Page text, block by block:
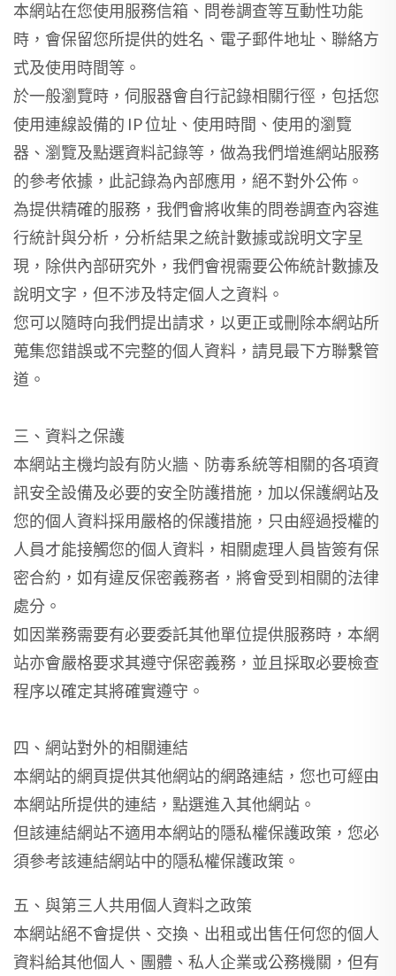
本網站在您使用服務信箱、問卷調查等互動性功能
時，會保留您所提供的姓名、電子郵件地址、聯絡方
式及使用時間等。
於一般瀏覽時，伺服器會自行記錄相關行徑，包括您
使用連線設備的 IP 位址、使用時間、使用的瀏覽
器、瀏覽及點選資料記錄等，做為我們增進網站服務
的參考依據，此記錄為內部應用，絕不對外公佈。
為提供精確的服務，我們會將收集的問卷調查內容進
行統計與分析，分析結果之統計數據或說明文字呈
現，除供內部研究外，我們會視需要公佈統計數據及
說明文字，但不涉及特定個人之資料。
您可以隨時向我們提出請求，以更正或刪除本網站所
蒐集您錯誤或不完整的個人資料，請見最下方聯繫管
道。
三、資料之保護
本網站主機均設有防火牆、防毒系統等相關的各項資
訊安全設備及必要的安全防護措施，加以保護網站及
您的個人資料採用嚴格的保護措施，只由經過授權的
人員才能接觸您的個人資料，相關處理人員皆簽有保
密合約，如有違反保密義務者，將會受到相關的法律
處分。
如因業務需要有必要委託其他單位提供服務時，本網
站亦會嚴格要求其遵守保密義務，並且採取必要檢查
程序以確定其將確實遵守。
四、網站對外的相關連結
本網站的網頁提供其他網站的網路連結，您也可經由
本網站所提供的連結，點選進入其他網站。
但該連結網站不適用本網站的隱私權保護政策，您必
須參考該連結網站中的隱私權保護政策。
五、與第三人共用個人資料之政策
本網站絕不會提供、交換、出租或出售任何您的個人
資料給其他個人、團體、私人企業或公務機關，但有